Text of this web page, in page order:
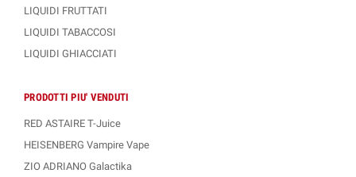
LIQUIDI FRUTTATI
LIQUIDI TABACCOSI
LIQUIDI GHIACCIATI
PRODOTTI PIU' VENDUTI
RED ASTAIRE T-Juice
HEISENBERG Vampire Vape
ZIO ADRIANO Galactika